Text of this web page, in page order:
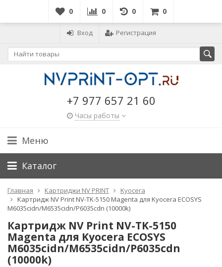
0 0 0 0
Вход Регистрация
+7 977 657 21 60
Часы работы
Меню
Каталог
Главная Картриджи NV PRINT
Kyocera
Картридж NV Print NV-TK-5150 Magenta для Kyocera ECOSYS
M6035cidn/M6535cidn/P6035cdn (10000k)
Картридж NV Print NV-TK-5150
Magenta для Kyocera ECOSYS
M6035cidn/M6535cidn/P6035cdn
(10000k)